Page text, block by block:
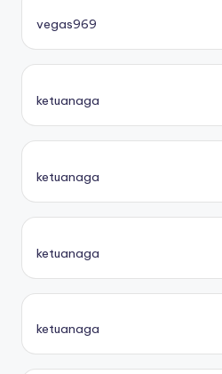
vegas969
ketuanaga
ketuanaga
ketuanaga
ketuanaga